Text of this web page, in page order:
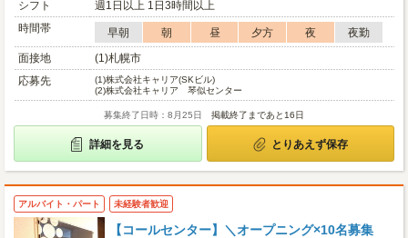
シフト
週1日以上 1日3時間以上
時間帯
早朝 朝 昼 夕方 夜
夜勤
面接地
(1)札幌市
応募先
(1)株式会社キャリア(SKビル)
(2)株式会社キャリア 琴似センター
募集終了日時：8月25日 掲載終了まであと16日
詳細を見る とりあえず保存
アルバイト・パート 未経験者歓迎
【コールセンター】＼オープニング×10名募集